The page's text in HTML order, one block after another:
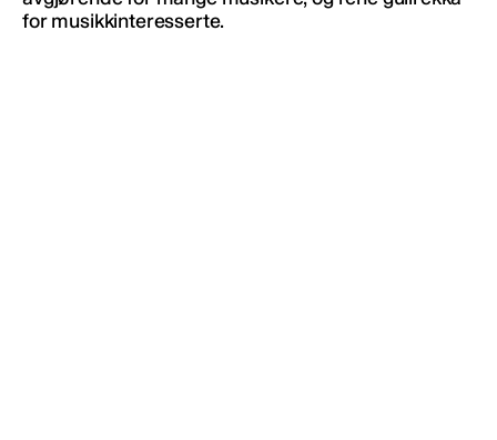
for musikkinteresserte.